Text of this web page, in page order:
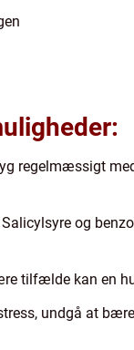
regelmæssigt
og
tilfælde kan en
undgå at